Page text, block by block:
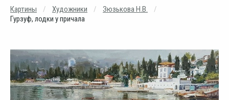
Картины Художники
Зюзькова Н.В.
Гурзуф, лодки у причала